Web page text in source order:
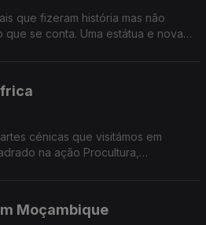
que fizeram história mas não
que se conta. Uma estátua e novas
cénicas que visitámos em
Moçambique